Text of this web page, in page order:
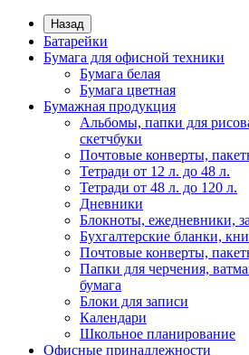
Назад
Батарейки
Бумага для офисной техники
Бумага белая
Бумага цветная
Бумажная продукция
Альбомы, папки для
скетчбуки
Почтовые конверты,
Тетради от 12 л. до 48 л.
Тетради от 48 л. до 120 л.
Дневники
Блокноты, ежедневники,
Бухгалтерские бланки,
Почтовые конверты,
Папки для черчения,
бумага
Блоки для записи
Календари
Школьное планирование
Офисные принадлежности